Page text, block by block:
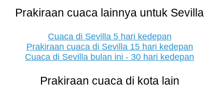
Prakiraan cuaca lainnya untuk Sevilla
Cuaca di Sevilla 5 hari kedepan
Prakiraan cuaca di Sevilla 15 hari kedepan
Cuaca di Sevilla bulan ini - 30 hari kedepan
Prakiraan cuaca di kota lain